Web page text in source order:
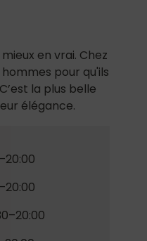
en vrai. Chez
pour qu'ils
la plus belle
élégance.
–20:00
–20:00